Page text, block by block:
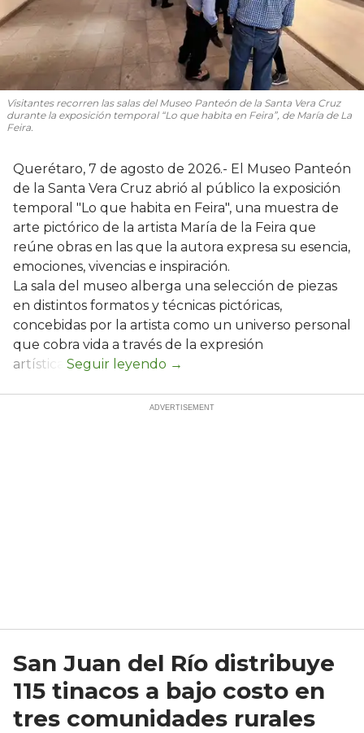
Visitantes recorren las salas del Museo Panteón de la Santa Vera Cruz
durante la exposición temporal “Lo que habita en Feira”, de María de La
Feira.
Querétaro, 7 de agosto de 2026.- El Museo Panteón
de la Santa Vera Cruz abrió al público la exposición
temporal "Lo que habita en Feira", una muestra de
arte pictórico de la artista María de la Feira que
reúne obras en las que la autora expresa su esencia,
emociones, vivencias e inspiración.
La sala del museo alberga una selección de piezas
en distintos formatos y técnicas pictóricas,
concebidas por la artista como un universo personal
que cobra vida a través de la expresión
artística.
San Juan del Río distribuye
115 tinacos a bajo costo en
tres comunidades rurales